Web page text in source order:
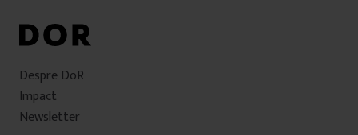
Despre DoR
Impact
Newsletter